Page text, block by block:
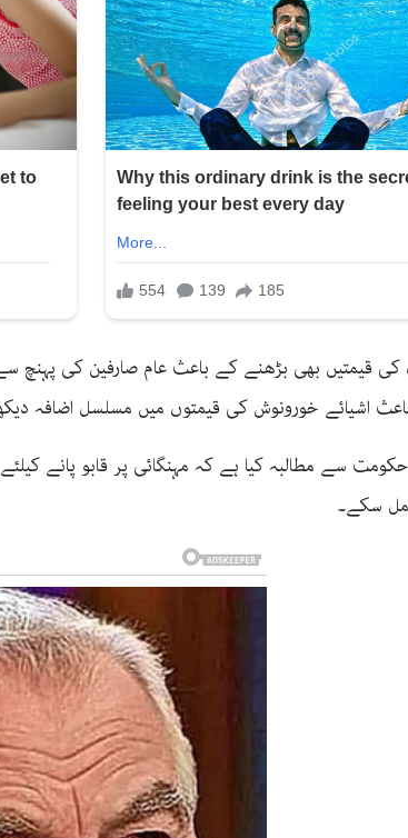
کی قیمتیں بھی بڑھنے کے باعث عام صارفین کی پہنچ
اشیائے خورونوش کی قیمتوں میں مسلسل اضافہ
سے مطالبہ کیا ہے کہ مہنگائی پر قابو پانے
سکے۔